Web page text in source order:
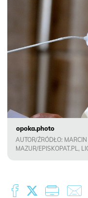
opoka.photo
AUTOR/ŹRÓDŁO:
MAZUR/EPISKOPAT.PL,